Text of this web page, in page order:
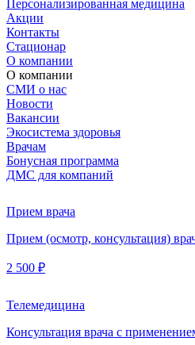
Персонализированная медицина
Акции
Контакты
Стационар
О компании
О компании
СМИ о нас
Новости
Вакансии
Экосистема здоровья
Врачам
Бонусная программа
ДМС для компаний
Прием врача
Прием (осмотр, консультация)
2 500 ₽
Телемедицина
Консультация врача с